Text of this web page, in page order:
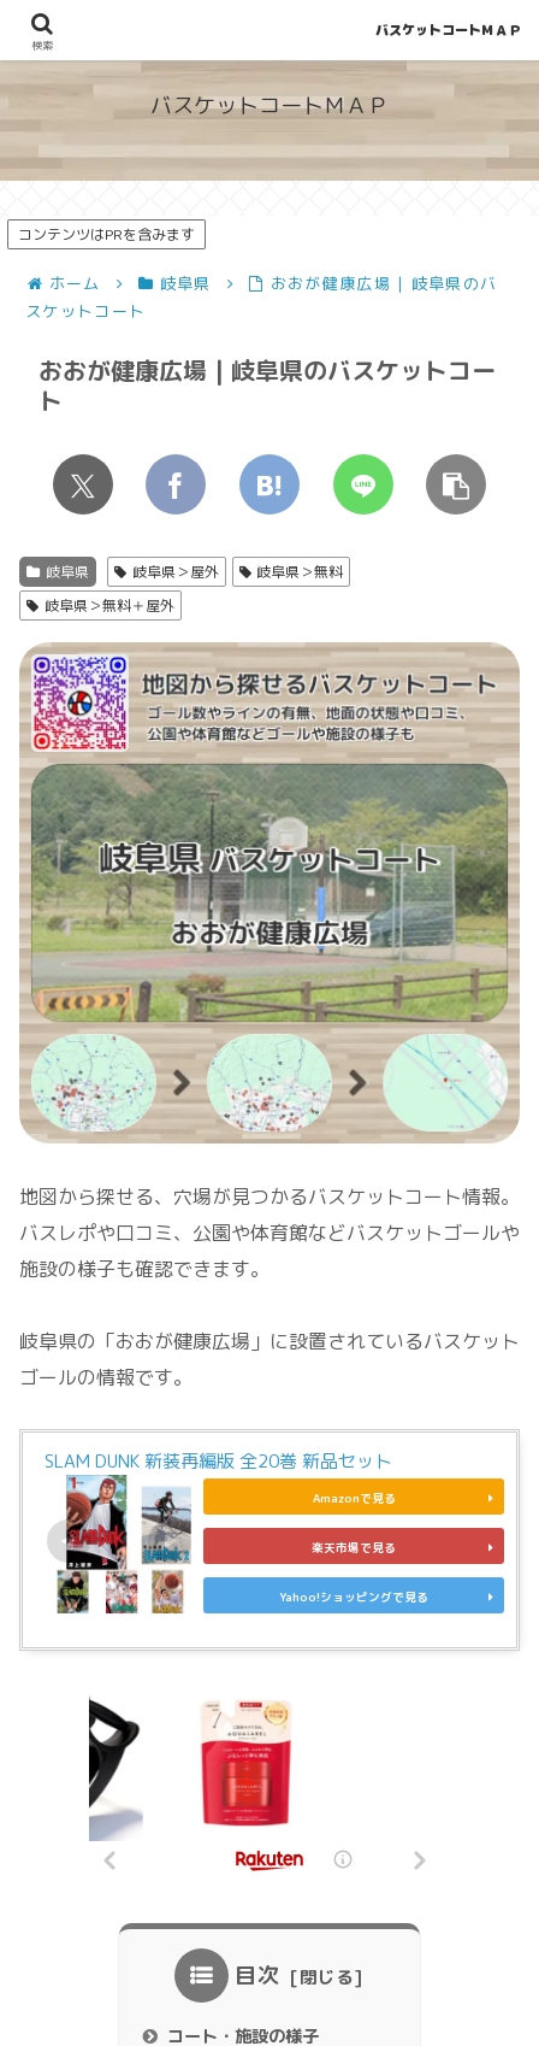
地図から探せる！穴場が見つかるバスケットコート情報
バスケットコートＭＡＰ
コンテンツはPRを含みます
ホーム 岐阜県
おおが健康広場 | 岐阜県のバ
スケットコート
おおが健康広場 | 岐阜県のバスケットコー
ト
岐阜県 岐阜県＞屋外
岐阜県＞無料
岐阜県＞無料＋屋外
地図から探せる、穴場が見つかるバスケットコート情報。
バスレポや口コミ、公園や体育館などバスケットゴールや
施設の様子も確認できます。
岐阜県の「おおが健康広場」に設置されているバスケット
ゴールの情報です。
SLAM DUNK 新装再編版 全20巻 新品セット
Amazonで見る
楽天市場で見る
Yahoo!ショッピングで見る
目次
コート・施設の様子
検索
バスケットコートＭＡＰ